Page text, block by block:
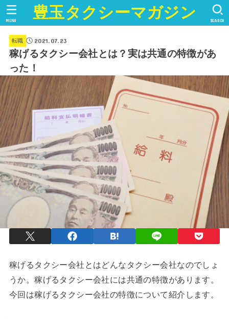
豊玉タクシーマガジン SEARCH
MENU
転職 2021.07.23
稼げるタクシー会社とは？実は共通の特徴があ
った！
稼げるタクシー会社とはどんなタクシー会社なのでしょ
うか。稼げるタクシー会社には共通の特徴があります。
今回は稼げるタクシー会社の特徴について紹介します。